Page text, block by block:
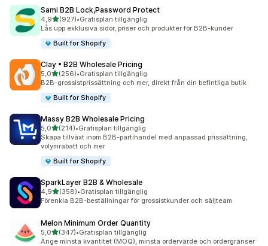
Sami B2B Lock,Password Protect
4,9av 5 stjärnor
(927)
927 recensioner totalt
•Gratisplan tillgänglig
Lås upp exklusiva sidor, priser och produkter för B2B-kunder
Built for Shopify
Clay • B2B Wholesale Pricing
5,0av 5 stjärnor
(256)
256 recensioner totalt
•Gratisplan tillgänglig
B2B-grossistprissättning och mer, direkt från din befintliga butik
Built for Shopify
Massy B2B Wholesale Pricing
5,0av 5 stjärnor
(214)
214 recensioner totalt
•Gratisplan tillgänglig
Skapa tillväxt inom B2B-partihandel med anpassad prissättning,
volymrabatt och mer
Built for Shopify
SparkLayer B2B & Wholesale
4,9av 5 stjärnor
(358)
358 recensioner totalt
•Gratisplan tillgänglig
Förenkla B2B-beställningar för grossistkunder och säljteam
Melon Minimum Order Quantity
5,0av 5 stjärnor
(347)
347 recensioner totalt
•Gratisplan tillgänglig
Ange minsta kvantitet (MOQ), minsta ordervärde och ordergränser